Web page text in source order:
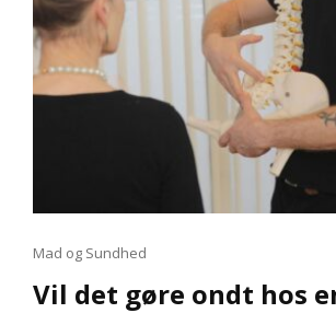
Cat
Links
Mad og Sundhed
Vil det gøre ondt hos